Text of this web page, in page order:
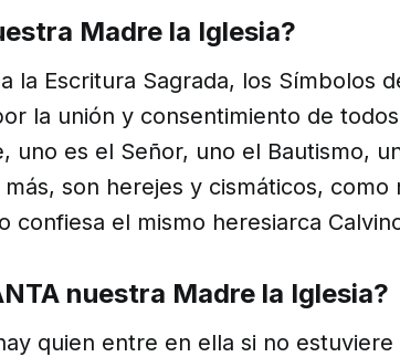
Madre la Iglesia?
la Escritura Sagrada, los Símbolos
la unión y consentimiento de
uno es el Señor, uno el Bautismo,
son herejes y cismáticos, como
confiesa el mismo heresiarca
nuestra Madre la Iglesia?
quien entre en ella si no estuviere